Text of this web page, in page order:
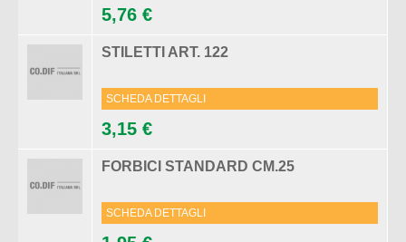
5,76 €
STILETTI ART. 122
SCHEDA DETTAGLI
3,15 €
FORBICI STANDARD CM.25
SCHEDA DETTAGLI